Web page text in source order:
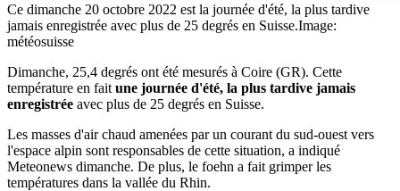
Ce dimanche 20 octobre 2022 est la journée d'été, la plus tardive
jamais enregistrée avec plus de 25 degrés en Suisse.Image:
météosuisse
Dimanche, 25,4 degrés ont été mesurés à Coire (GR). Cette
température en fait une journée d'été, la plus tardive jamais
enregistrée avec plus de 25 degrés en Suisse.
Les masses d'air chaud amenées par un courant du sud-ouest vers
l'espace alpin sont responsables de cette situation, a indiqué
Meteonews dimanche. De plus, le foehn a fait grimper les
températures dans la vallée du Rhin.